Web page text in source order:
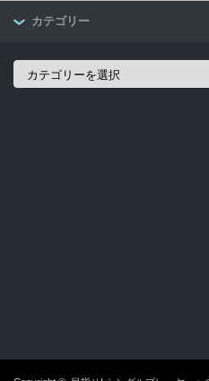
カテゴリー
カ